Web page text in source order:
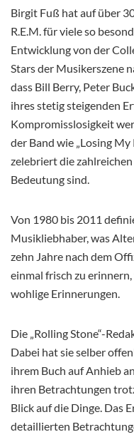
Birgit Fuß hat auf über
R.E.M. für viele so
Entwicklung von der
Stars der Musikerszene
dass Bill Berry, Peter
ihres stetig steigenden
Kompromisslosigkeit
der Band wie „Losing
zelebriert die
Bedeutung sind.
Von 1980 bis 2011
Musikliebhaber, was
zehn Jahre nach dem
einmal frisch zu
wohlige Erinnerungen.
Die „Rolling Stone“-
Dabei hat sie selber
ihrem Buch auf Anhieb
ihren Betrachtungen
Blick auf die Dinge. Das
detaillierten